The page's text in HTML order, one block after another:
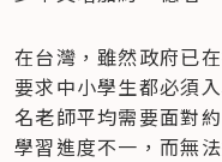
在台灣，雖然政府已
要求中小學生都必須
名老師平均需要面對
學習進度不一，而無